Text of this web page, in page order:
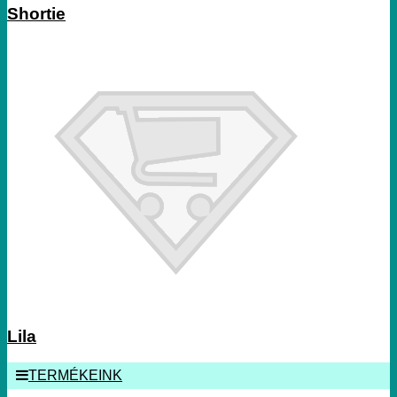
Shortie
Lila
TERMÉKEINK